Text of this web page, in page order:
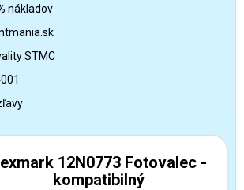
nákladov
STMC
12N0773 Fotovalec -
kompatibilný